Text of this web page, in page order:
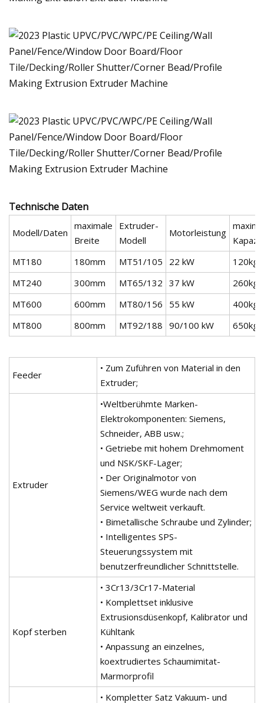
Technische Daten
Modell/Daten
maximale
Breite
Extruder-
Modell
Motorleistung
MT180
180mm MT51/105 22 kW
120kg/
MT240
300mm MT65/132 37 kW
260kg/
MT600
600mm MT80/156 55 kW
400kg/
MT800
800mm MT92/188 90/100 kW 650kg/
Feeder
• Zum Zuführen von Material in den
Extruder;
Extruder
•Weltberühmte Marken-
Elektrokomponenten: Siemens,
Schneider, ABB usw.;
• Getriebe mit hohem Drehmoment
und NSK/SKF-Lager;
• Der Originalmotor von
Siemens/WEG wurde nach dem
Service weltweit verkauft.
• Bimetallische Schraube und Zylinder;
• Intelligentes SPS-
Steuerungssystem mit
benutzerfreundlicher Schnittstelle.
Kopf sterben
• 3Cr13/3Cr17-Material
• Komplettset inklusive
Extrusionsdüsenkopf, Kalibrator und
Kühltank
• Anpassung an einzelnes,
koextrudiertes Schaumimitat-
Marmorprofil
• Kompletter Satz Vakuum- und